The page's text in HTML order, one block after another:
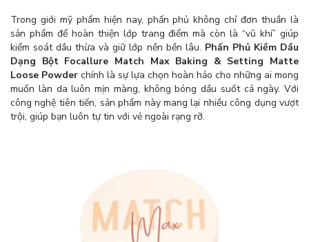
Trong giới mỹ phẩm hiện nay, phấn phủ không chỉ đơn thuần là
sản phẩm để hoàn thiện lớp trang điểm mà còn là “vũ khí” giúp
kiểm soát dầu thừa và giữ lớp nền bền lâu. Phấn Phủ Kiềm Dầu
Dạng Bột Focallure Match Max Baking & Setting Matte
Loose Powder chính là sự lựa chọn hoàn hảo cho những ai mong
muốn làn da luôn mịn màng, không bóng dầu suốt cả ngày. Với
công nghệ tiên tiến, sản phẩm này mang lại nhiều công dụng vượt
trội, giúp bạn luôn tự tin với vẻ ngoài rạng rỡ.